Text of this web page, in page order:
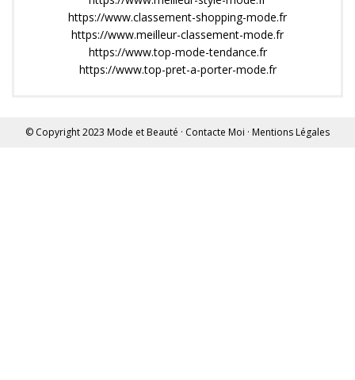
https://www.classement-shopping-mode.fr
https://www.meilleur-classement-mode.fr
https://www.top-mode-tendance.fr
https://www.top-pret-a-porter-mode.fr
© Copyright 2023 Mode et Beauté · Contacte Moi · Mentions Légales